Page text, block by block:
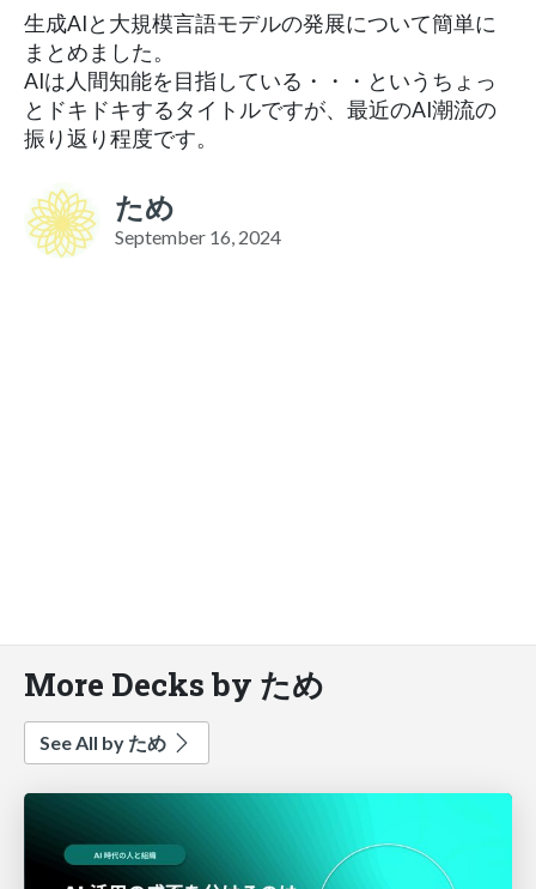
生成AIと大規模言語モデルの発展について簡単に
まとめました。
AIは人間知能を目指している・・・というちょっ
とドキドキするタイトルですが、最近のAI潮流の
振り返り程度です。
ため
September 16, 2024
More Decks by ため
See All by ため